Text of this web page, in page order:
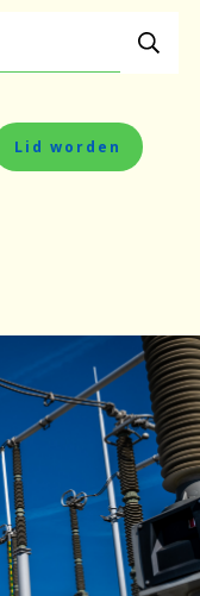
Lid worden